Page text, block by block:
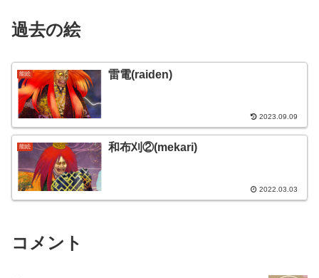
過去の絵
能絵 雷電(raiden)
2023.09.09
能絵 和布刈②(mekari)
2022.03.03
コメント